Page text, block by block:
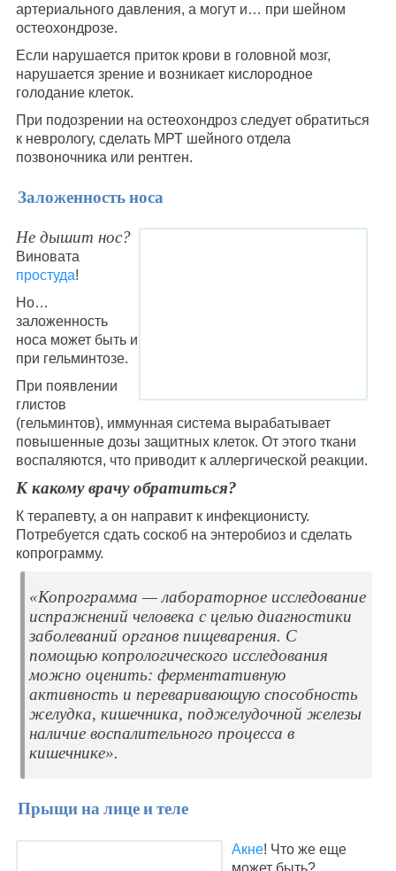
артериального давления, а могут и… при шейном
остеохондрозе.
Если нарушается приток крови в головной мозг,
нарушается зрение и возникает кислородное
голодание клеток.
При подозрении на остеохондроз следует обратиться
к неврологу, сделать МРТ шейного отдела
позвоночника или рентген.
Заложенность носа
Не дышит нос?
Виновата
простуда!
Но…
заложенность
носа может быть и
при гельминтозе.
При появлении
глистов
(гельминтов), иммунная система вырабатывает
повышенные дозы защитных клеток. От этого ткани
воспаляются, что приводит к аллергической реакции.
К какому врачу обратиться?
К терапевту, а он направит к инфекционисту.
Потребуется сдать соскоб на энтеробиоз и сделать
копрограмму.
«Копрограмма — лабораторное исследование
испражнений человека с целью диагностики
заболеваний органов пищеварения. С
помощью копрологического исследования
можно оценить: ферментативную
активность и переваривающую способность
желудка, кишечника, поджелудочной железы
наличие воспалительного процесса в
кишечнике».
Прыщи на лице и теле
Акне! Что же еще
может быть?